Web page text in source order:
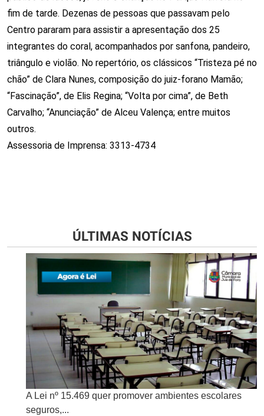
fim de tarde. Dezenas de pessoas que passavam pelo
Centro pararam para assistir a apresentação dos 25
integrantes do coral, acompanhados por sanfona, pandeiro,
triângulo e violão. No repertório, os clássicos “Tristeza pé no
chão” de Clara Nunes, composição do juiz-forano Mamão;
“Fascinação”, de Elis Regina; “Volta por cima”, de Beth
Carvalho; “Anunciação” de Alceu Valença; entre muitos
outros.
Assessoria de Imprensa: 3313-4734
ÚLTIMAS NOTÍCIAS
A Lei nº 15.469 quer promover ambientes escolares
seguros,...